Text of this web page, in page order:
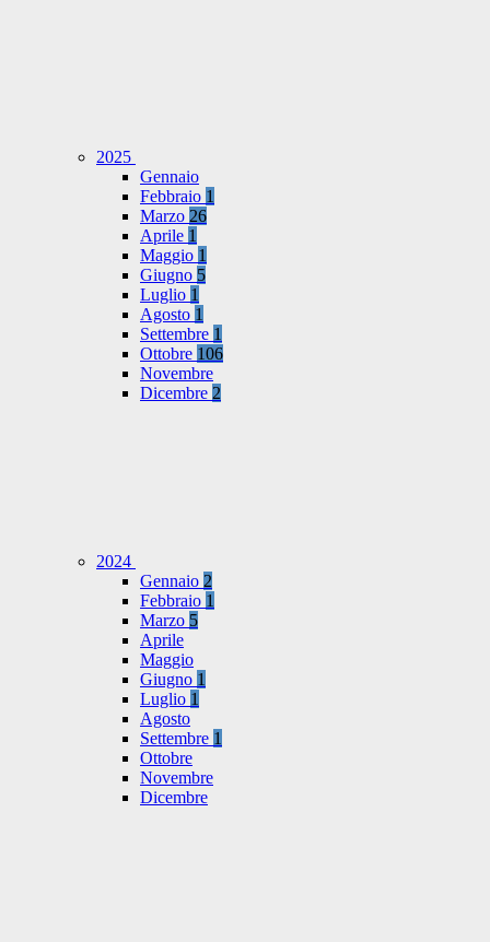
2025
Gennaio
Febbraio 1
Marzo 26
Aprile 1
Maggio 1
Giugno 5
Luglio 1
Agosto 1
Settembre 1
Ottobre 106
Novembre
Dicembre 2
2024
Gennaio 2
Febbraio 1
Marzo 5
Aprile
Maggio
Giugno 1
Luglio 1
Agosto
Settembre 1
Ottobre
Novembre
Dicembre